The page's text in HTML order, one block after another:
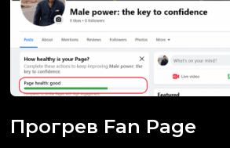
Прогрев Fan Page